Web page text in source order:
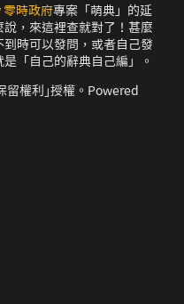
零時政府專案「萌典」的延
，來這裡查就對了！甚麼
時可以發問，或者自己發
「自己的辭典自己編」。
留權利｣授權。Powered